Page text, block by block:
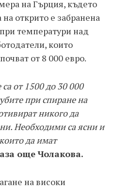
на Гърция, където
на открито е забранена
температури над
които
от 8 000 евро.
от 1500 до 30 000
при спиране на
никого да
Необходими са ясни и
да имат
още Чолакова.
на високи